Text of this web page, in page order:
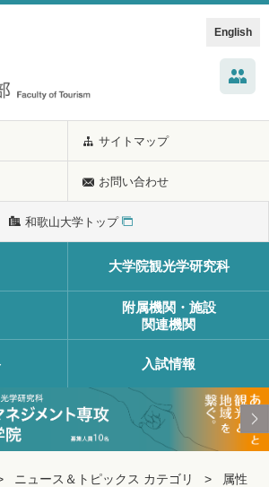
English
サイトマップ
お問い合わせ
和歌山大学トップ
大学院観光学研究科
附属機関・施設
関連機関
入試情報
ニュース＆トピックス カテゴリ
属性